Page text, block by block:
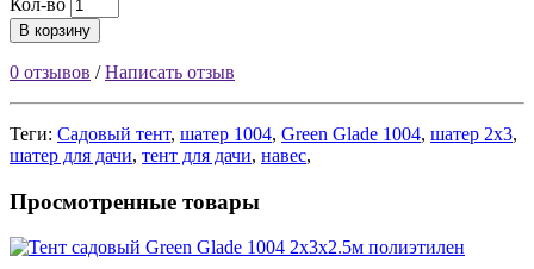
Кол-во
В корзину
0 отзывов /Написать отзыв
Теги: Садовый тент, шатер 1004, Green Glade 1004, шатер 2х3,
шатер для дачи, тент для дачи, навес,
Просмотренные товары